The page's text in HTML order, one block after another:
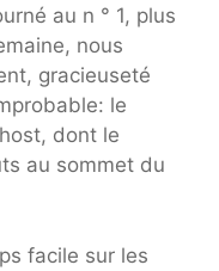
au n ° 1, plus
nous
gracieuseté
le
dont le
au sommet du
facile sur les